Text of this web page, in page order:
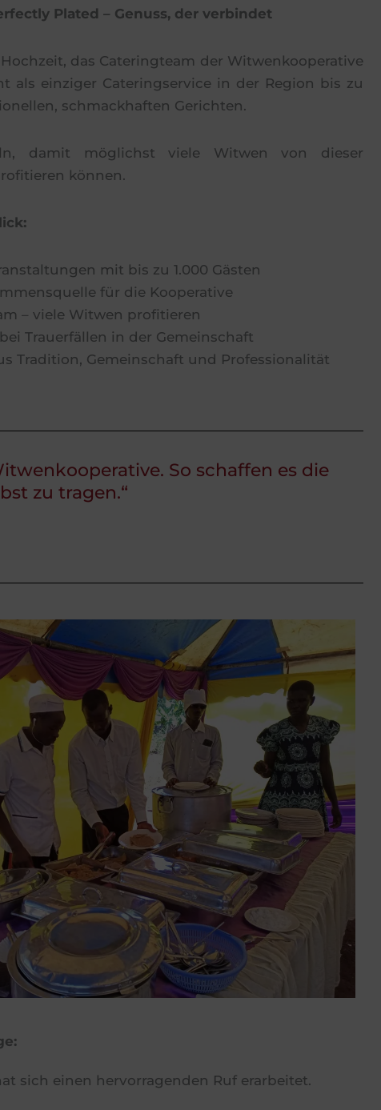
Plated – Genuss, der verbindet
das Cateringteam der Witwenkooperative
als einziger Cateringservice in der Region bis zu
schmackhaften Gerichten.
damit möglichst viele Witwen von dieser
können.
mit bis zu 1.000 Gästen
für die Kooperative
– viele Witwen profitieren
Trauerfällen in der Gemeinschaft
Tradition, Gemeinschaft und Professionalität
So schaffen es die
zu tragen.“
sich einen hervorragenden Ruf erarbeitet.